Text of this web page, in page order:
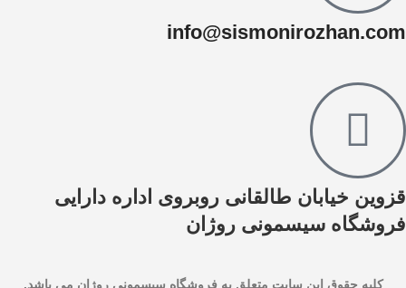
info@sismonirozhan.com
قزوین خیابان طالقانی روبروی اداره دارایی
فروشگاه سیسمونی روژان
کليه حقوق اين سايت متعلق به فروشگاه سیسمونی روژان می باشد.